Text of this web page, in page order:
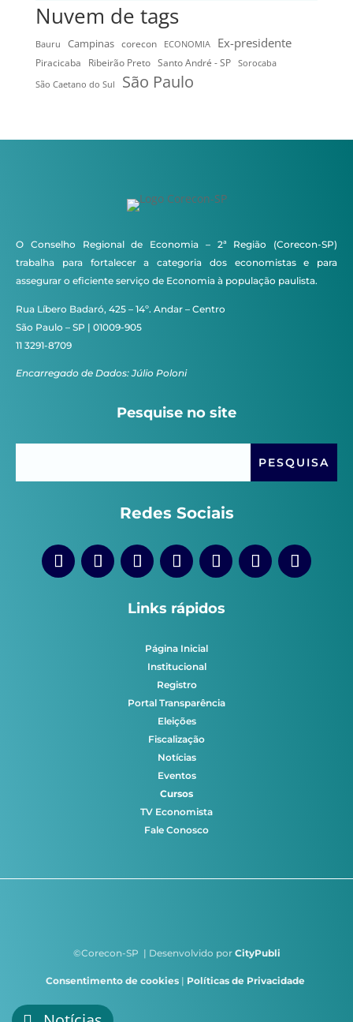
Nuvem de tags
Bauru Campinas corecon ECONOMIA Ex-presidente
Piracicaba Ribeirão Preto Santo André - SP
Sorocaba
São Caetano do Sul
São Paulo
O Conselho Regional de Economia – 2ª Região (Corecon-SP)
trabalha para fortalecer a categoria dos economistas e para
assegurar o eficiente serviço de Economia à população paulista.
Rua Líbero Badaró, 425 – 14º. Andar – Centro
São Paulo – SP | 01009-905
11 3291-8709
Encarregado de Dados: Júlio Poloni
Pesquise no site
Redes Sociais
Links rápidos
Página Inicial
Institucional
Registro
Portal Transparência
Eleições
Fiscalização
Notícias
Eventos
Cursos
TV Economista
Fale Conosco
©Corecon-SP | Desenvolvido por CityPubli
Consentimento de cookies | Políticas de Privacidade